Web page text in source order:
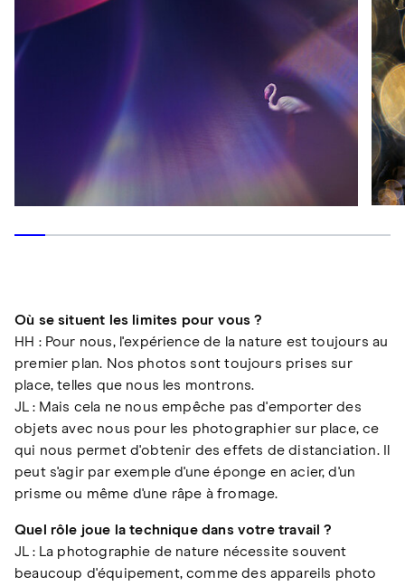
Où se situent les limites pour vous ?
HH : Pour nous, l'expérience de la nature est toujours au
premier plan. Nos photos sont toujours prises sur
place, telles que nous les montrons.
JL : Mais cela ne nous empêche pas d'emporter des
objets avec nous pour les photographier sur place, ce
qui nous permet d'obtenir des effets de distanciation. Il
peut s'agir par exemple d'une éponge en acier, d'un
prisme ou même d'une râpe à fromage.
Quel rôle joue la technique dans votre travail ?
JL : La photographie de nature nécessite souvent
beaucoup d'équipement, comme des appareils photo